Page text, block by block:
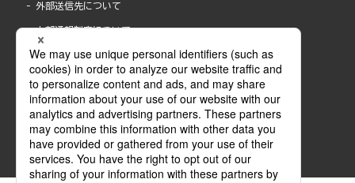
外部送信先について
内部通報制度について